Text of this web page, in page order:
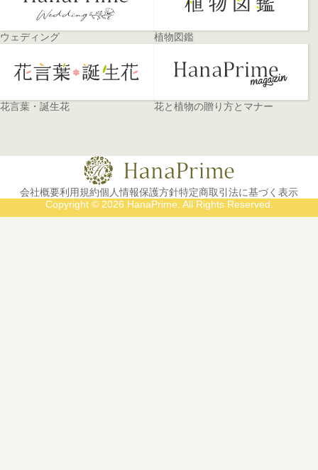
ウェディング 植物図鑑
花言葉・誕生花 花と植物の贈り方とマナー
会社概要利用規約個人情報保護方針特定商取引法に基づく表示
Copyright © 2026 HanaPrime. All Rights Reserved.